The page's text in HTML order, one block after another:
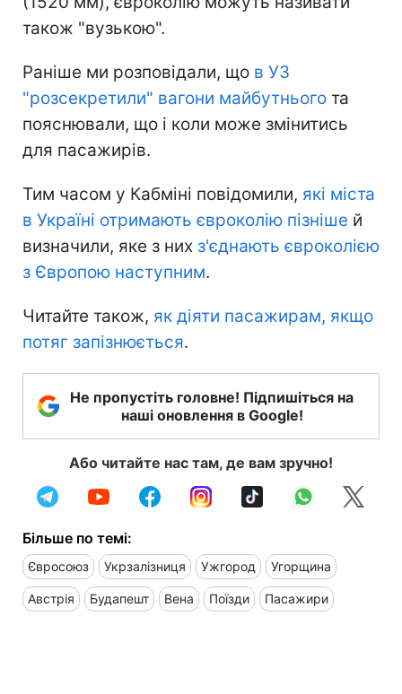
також "вузькою".
Раніше ми розповідали, що в УЗ
"розсекретили" вагони майбутнього та
пояснювали, що і коли може змінитись
для пасажирів.
Тим часом у Кабміні повідомили, які міста
в Україні отримають євроколію пізніше й
визначили, яке з них з'єднають євроколією
з Європою наступним.
Читайте також, як діяти пасажирам, якщо
потяг запізнюється.
Не пропустіть головне! Підпишіться на
наші оновлення в Google!
Або читайте нас там, де вам зручно!
Більше по темі:
Євросоюз Укрзалізниця Ужгород Угорщина
Австрія Будапешт Вена Поїзди Пасажири